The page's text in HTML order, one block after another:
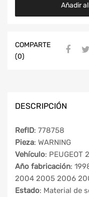
Añadir
COMPARTE
(0)
DESCRIPCIÓN
RefID: 778758
Pieza: WARNING
Vehículo: PEUGEOT
Año fabricación:
2004 2005 2006
Estado: Material de